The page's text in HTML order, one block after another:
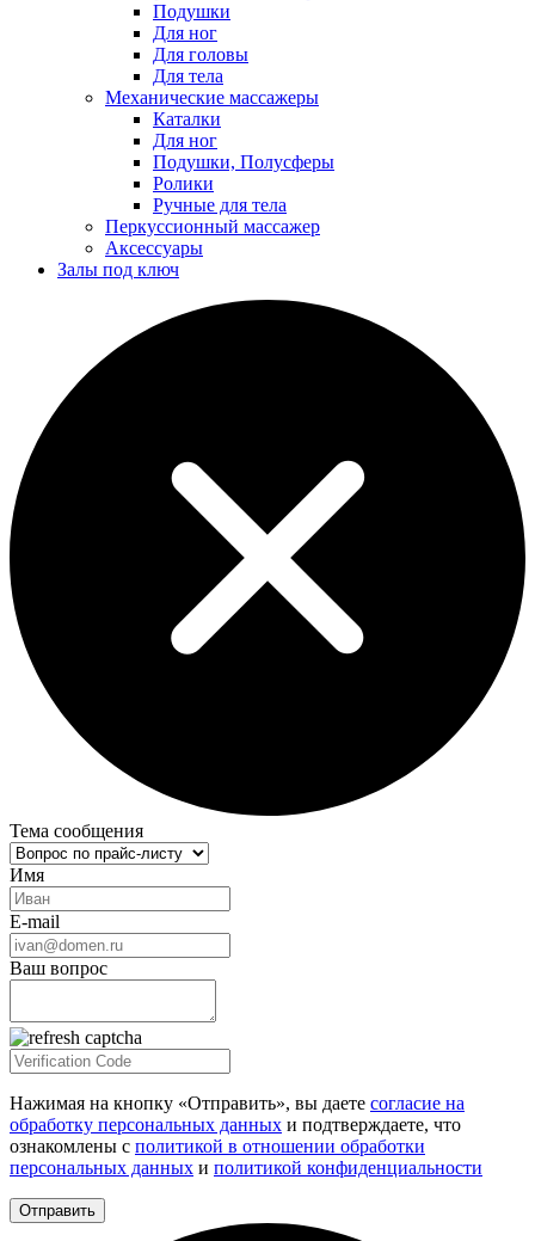
Подушки
Для ног
Для головы
Для тела
Механические массажеры
Каталки
Для ног
Подушки, Полусферы
Ролики
Ручные для тела
Перкуссионный массажер
Аксессуары
Залы под ключ
Тема сообщения
Имя
E-mail
Ваш вопрос
Нажимая на кнопку «Отправить», вы даете согласие на
обработку персональных данных и подтверждаете, что
ознакомлены с политикой в отношении обработки
персональных данных и политикой конфиденциальности